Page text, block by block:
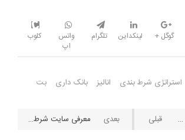
گوگل + لینکداین تلگرام
واتس
اپ
کلوب
استراتژی شرط بندی انالیز بانک داری بت
شیوع یک بیماری دیر و زود دارد،‌ ولی سوخت و سوز ندارد ; کرونا در فیلم آمریکایی ۱۰ سال پیش + دانلود فیلم معرفی سایت شرط بندی بت فوروارد